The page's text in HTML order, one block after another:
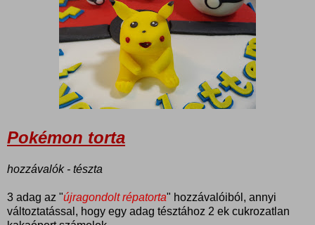
Pokémon torta
hozzávalók - tészta
3 adag az "újragondolt répatorta" hozzávalóiból, annyi
változtatással, hogy egy adag tésztához 2 ek cukrozatlan